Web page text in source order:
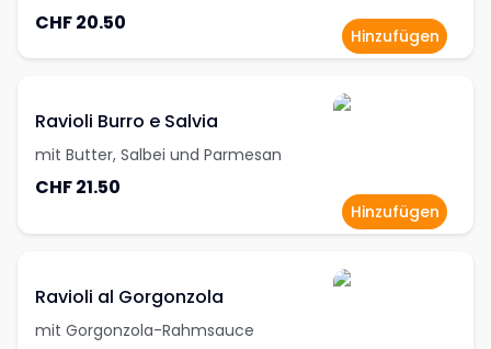
CHF 20.50
Hinzufügen
Ravioli Burro e Salvia
mit Butter, Salbei und Parmesan
CHF 21.50
Hinzufügen
Ravioli al Gorgonzola
mit Gorgonzola-Rahmsauce